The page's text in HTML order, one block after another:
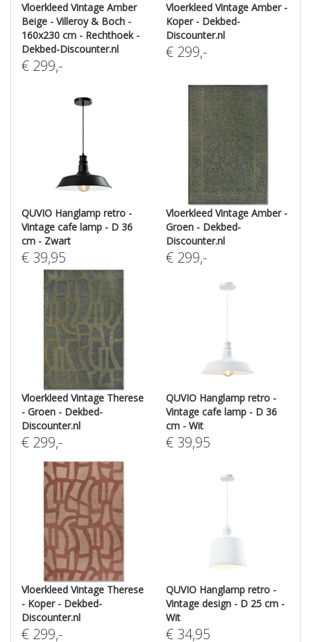
Vloerkleed Vintage Amber
Beige - Villeroy & Boch -
160x230 cm - Rechthoek -
Dekbed-Discounter.nl
€ 299,-
Vloerkleed Vintage Amber -
Koper - Dekbed-
Discounter.nl
€ 299,-
QUVIO Hanglamp retro -
Vintage cafe lamp - D 36
cm - Zwart
€ 39,95
Vloerkleed Vintage Amber -
Groen - Dekbed-
Discounter.nl
€ 299,-
Vloerkleed Vintage Therese
- Groen - Dekbed-
Discounter.nl
€ 299,-
QUVIO Hanglamp retro -
Vintage cafe lamp - D 36
cm - Wit
€ 39,95
Vloerkleed Vintage Therese
- Koper - Dekbed-
Discounter.nl
€ 299,-
QUVIO Hanglamp retro -
Vintage design - D 25 cm -
Wit
€ 34,95